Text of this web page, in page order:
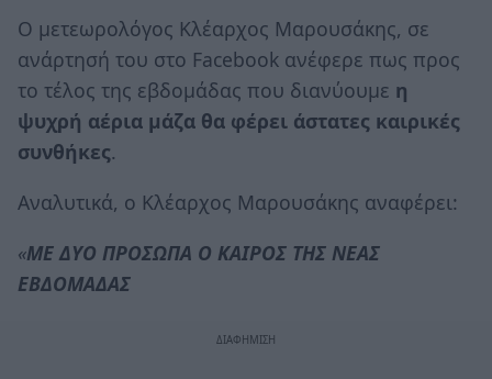
Ο μετεωρολόγος Κλέαρχος Μαρουσάκης, σε
ανάρτησή του στο Facebook ανέφερε πως προς
το τέλος της εβδομάδας που διανύουμε η
ψυχρή αέρια μάζα θα φέρει άστατες καιρικές
συνθήκες.
Αναλυτικά, ο Κλέαρχος Μαρουσάκης αναφέρει:
«ΜΕ ΔΥΟ ΠΡΟΣΩΠΑ Ο ΚΑΙΡΟΣ ΤΗΣ ΝΕΑΣ
ΕΒΔΟΜΑΔΑΣ